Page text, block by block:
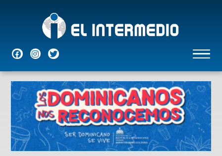
NACIONALES INTERNACIONALESECONÓMICASDEPORTES ENTRETENIMIENTO